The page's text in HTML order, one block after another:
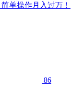
单操作月入过万！
86